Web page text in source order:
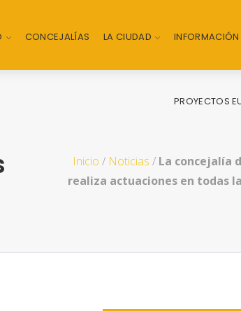
CONCEJALÍAS LA CIUDAD INFORMACIÓN
PROYECTOS
Inicio / Noticias / La concejalía
realiza actuaciones en todas